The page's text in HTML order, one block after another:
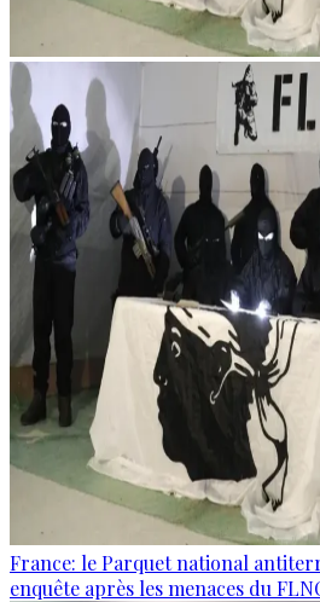
France: le Parquet national
enquête après les menaces du